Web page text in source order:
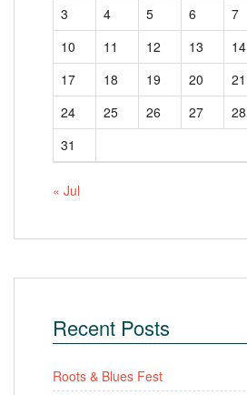
3
4 5 6 7
10
11 12 13 14
17
18 19 20 21
24
25 26 27 28
31
« Jul
Recent Posts
Roots & Blues Fest